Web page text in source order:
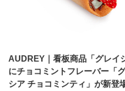
AUDREY｜看板商品「グレイ
にチョコミントフレーバー「
シア チョコミンティ」が新登